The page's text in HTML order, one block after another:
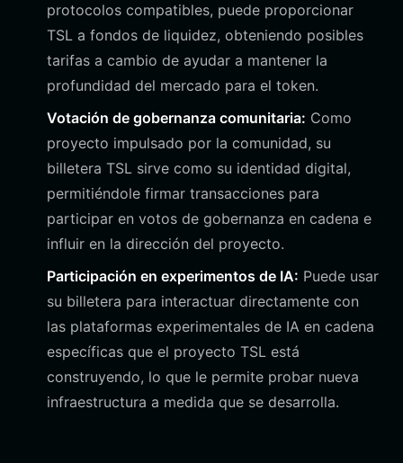
protocolos compatibles, puede proporcionar
TSL a fondos de liquidez, obteniendo posibles
tarifas a cambio de ayudar a mantener la
profundidad del mercado para el token.
Votación de gobernanza comunitaria: Como
proyecto impulsado por la comunidad, su
billetera TSL sirve como su identidad digital,
permitiéndole firmar transacciones para
participar en votos de gobernanza en cadena e
influir en la dirección del proyecto.
Participación en experimentos de IA: Puede usar
su billetera para interactuar directamente con
las plataformas experimentales de IA en cadena
específicas que el proyecto TSL está
construyendo, lo que le permite probar nueva
infraestructura a medida que se desarrolla.